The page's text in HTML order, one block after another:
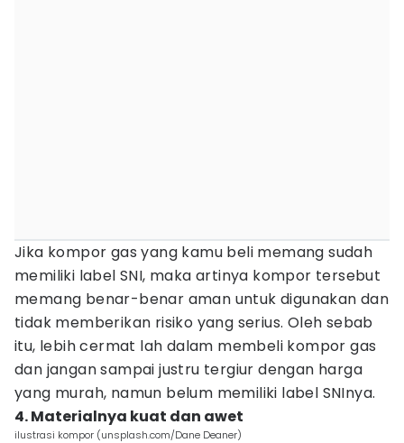
Jika kompor gas yang kamu beli memang sudah
memiliki label SNI, maka artinya kompor tersebut
memang benar-benar aman untuk digunakan dan
tidak memberikan risiko yang serius. Oleh sebab
itu, lebih cermat lah dalam membeli kompor gas
dan jangan sampai justru tergiur dengan harga
yang murah, namun belum memiliki label SNInya.
4. Materialnya kuat dan awet
ilustrasi kompor (unsplash.com/Dane Deaner)